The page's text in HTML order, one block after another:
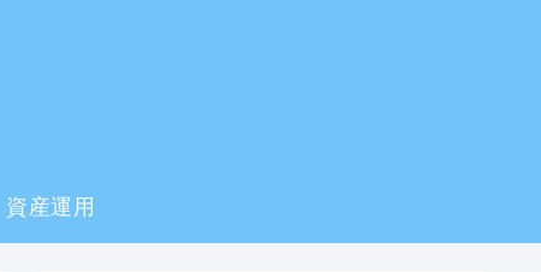
資産運用